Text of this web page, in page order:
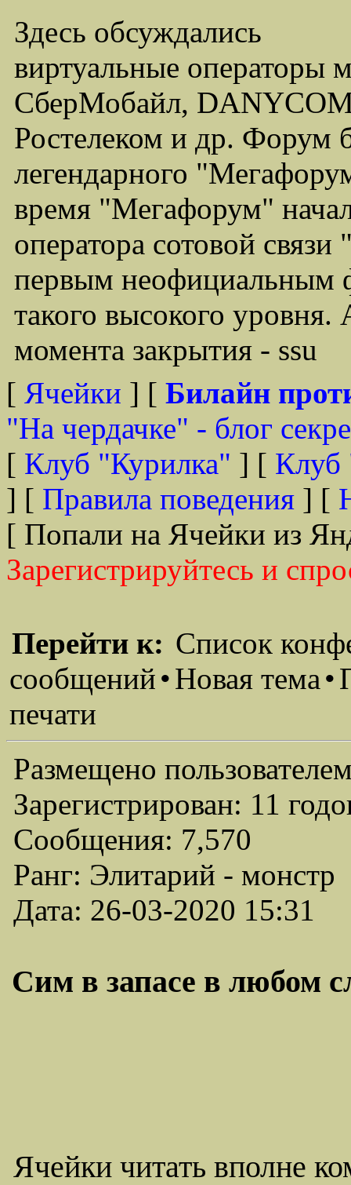
Здесь обсуждались
виртуальные операторы
СберМобайл,
Ростелеком и др. Форум
легендарного
время "Мегафорум"
оператора сотовой
первым неофициальным
такого высокого
момента закрытия - ssu
[ Ячейки ] [ Билайн
"На чердачке" - блог
[ Клуб "Курилка" ] [ Клуб
] [ Правила поведения ] [
[ Попали на Ячейки из
Зарегистрируйтесь и
Перейти к: Список
сообщений•Новая тема•
печати
Размещено
Зарегистрирован: 11
Сообщения: 7,570
Ранг: Элитарий - монстр
Дата: 26-03-2020 15:31
Сим в запасе в любом
Ячейки читать вполне